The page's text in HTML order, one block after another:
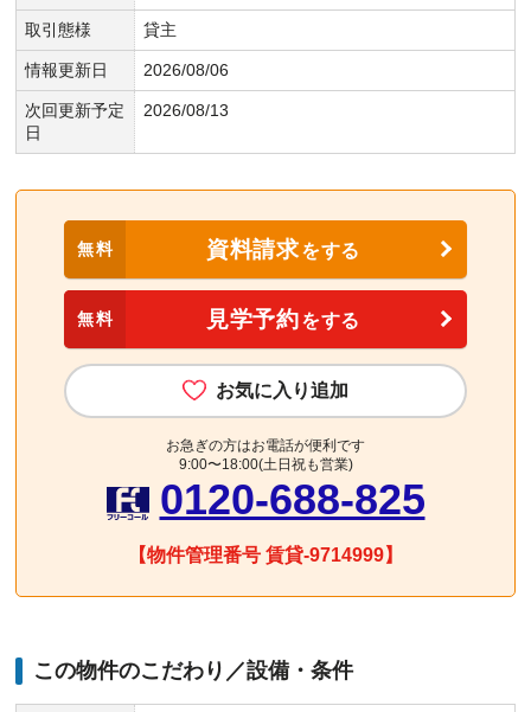
取引態様 貸主
情報更新日 2026/08/06
次回更新予定
日
2026/08/13
無料 資料請求をする
無料 見学予約をする
お気に入り追加
お急ぎの方はお電話が便利です
9:00〜18:00(土日祝も営業)
0120-688-825
【物件管理番号 賃貸-9714999】
この物件のこだわり／設備・条件